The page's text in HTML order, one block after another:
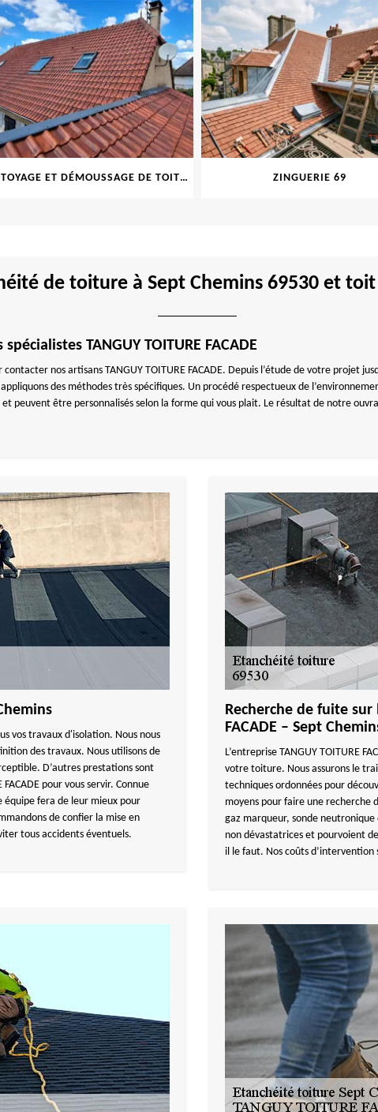
NETTOYAGE ET DÉMOUSSAGE DE TOITURE ET FAÇADE 69 ZINGUERIE 69
de toiture à Sept Chemins 69530 et
TANGUY TOITURE FACADE
nos artisans TANGUY TOITURE FACADE. Depuis l’étude de votre projet
des méthodes très spécifiques. Un procédé respectueux de
peuvent être personnalisés selon la forme qui vous plait. Le résultat de notre
vos travaux d'isolation. Nous nous
des travaux. Nous utilisons de
D’autres prestations sont
pour vous servir. Connue
fera de leur mieux pour
de confier la mise en
tous accidents éventuels.
Recherche de fuite sur
FACADE – Sept
L’entreprise TANGUY TOITURE
votre toiture. Nous assurons le
techniques ordonnées pour
moyens pour faire une recherche
gaz marqueur, sonde
non dévastatrices et pourvoient
il le faut. Nos coûts